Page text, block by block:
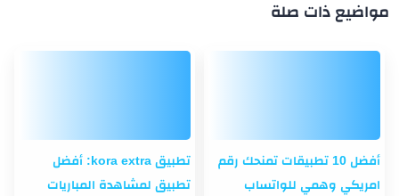
مواضيع ذات صلة
أفضل 10 تطبيقات تمنحك رقم
امريكي وهمي للواتساب
تطبيق kora extra: أفضل
تطبيق لمشاهدة المباريات